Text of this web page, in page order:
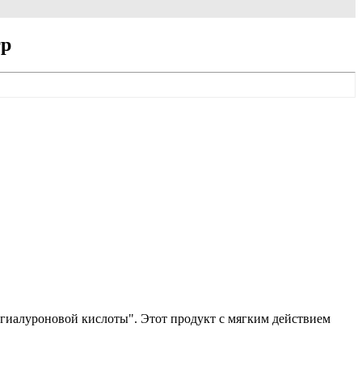
кислоты". Этот продукт с мягким действием